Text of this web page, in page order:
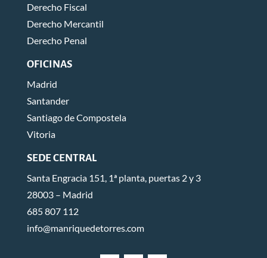
Derecho Fiscal
Derecho Mercantil
Derecho Penal
OFICINAS
Madrid
Santander
Santiago de Compostela
Vitoria
SEDE CENTRAL
Santa Engracia 151, 1ª planta, puertas 2 y 3
28003 – Madrid
685 807 112
info@manriquedetorres.com